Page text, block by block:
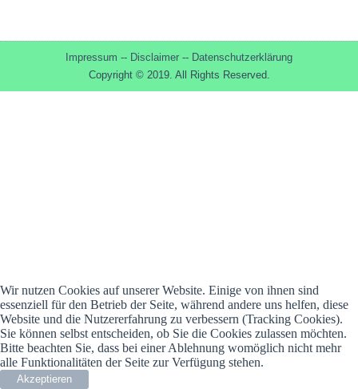
Impressum -- Disclaimer -- Datenschutzerklärung
Copyright © 2019. All Rights Reserved.
Wir nutzen Cookies auf unserer Website. Einige von ihnen sind
essenziell für den Betrieb der Seite, während andere uns helfen, diese
Website und die Nutzererfahrung zu verbessern (Tracking Cookies).
Sie können selbst entscheiden, ob Sie die Cookies zulassen möchten.
Bitte beachten Sie, dass bei einer Ablehnung womöglich nicht mehr
alle Funktionalitäten der Seite zur Verfügung stehen.
Akzeptieren